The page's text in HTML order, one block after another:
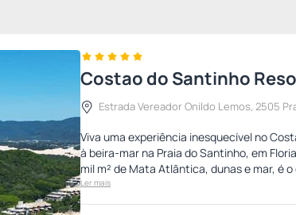
Costao do Santinho
Estrada Vereador Onildo Lemos, 2505
Viva uma experiência inesquecível no
à beira-mar na Praia do Santinho, em
mil m² de Mata Atlântica, dunas e mar, é o
Ler mais